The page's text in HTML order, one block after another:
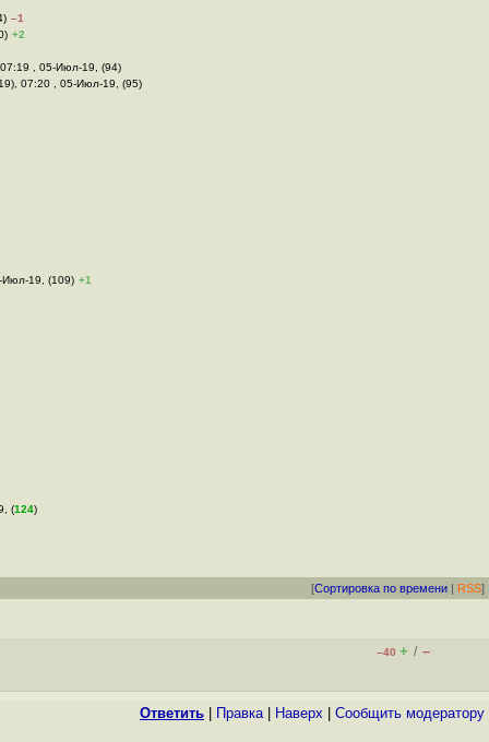
–1
+2
, 05-Июл-19, (94)
07:20 , 05-Июл-19, (95)
19, (109) +1
(124)
[Сортировка по времени | RSS]
–40 + / –
Ответить Правка| Наверх Cообщить модератору